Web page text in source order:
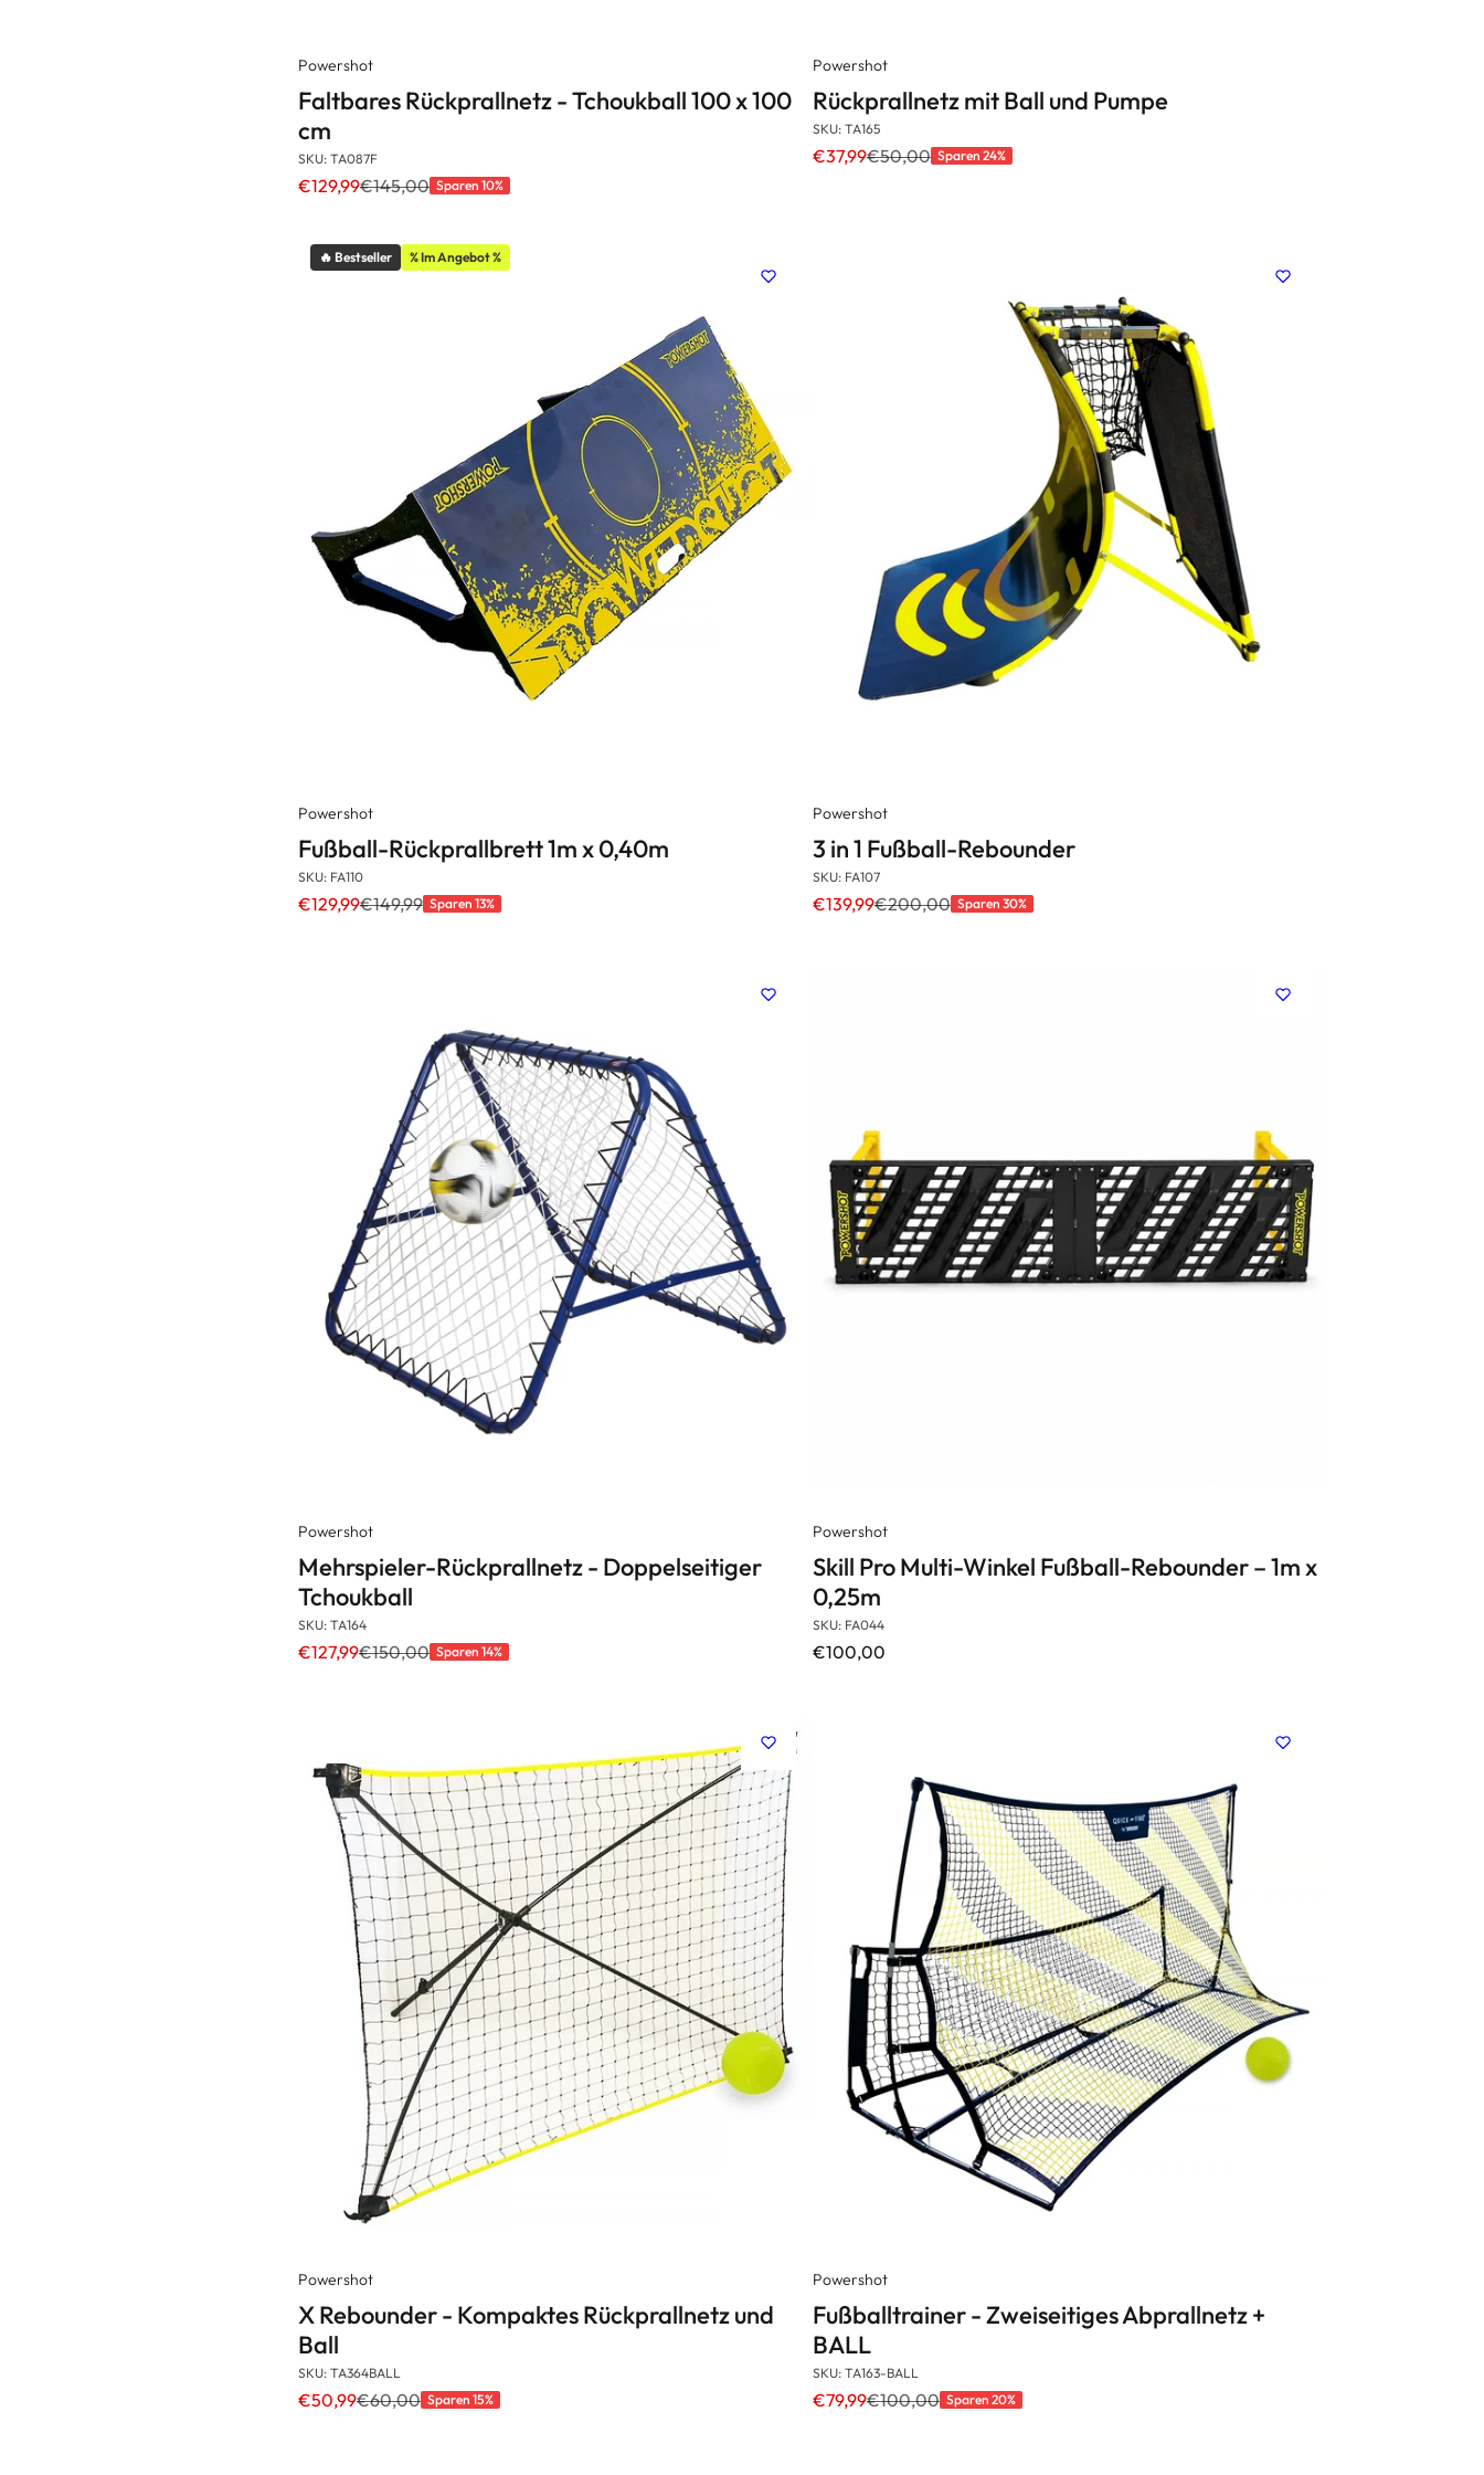
Powershot
Faltbares Rückprallnetz - Tchoukball 100 x 100
cm
SKU: TA087F
€129,99€145,00 Sparen 10%
Powershot
Rückprallnetz mit Ball und Pumpe
SKU: TA165
€37,99€50,00 Sparen 24%
🔥 Bestseller % Im Angebot %
Powershot
Fußball-Rückprallbrett 1m x 0,40m
SKU: FA110
€129,99€149,99 Sparen 13%
Powershot
3 in 1 Fußball-Rebounder
SKU: FA107
€139,99€200,00 Sparen 30%
Powershot
Mehrspieler-Rückprallnetz - Doppelseitiger
Tchoukball
SKU: TA164
€127,99€150,00 Sparen 14%
Powershot
Skill Pro Multi-Winkel Fußball-Rebounder – 1m x
0,25m
SKU: FA044
€100,00
Powershot
X Rebounder - Kompaktes Rückprallnetz und
Ball
SKU: TA364BALL
€50,99€60,00 Sparen 15%
Powershot
Fußballtrainer - Zweiseitiges Abprallnetz +
BALL
SKU: TA163-BALL
€79,99€100,00 Sparen 20%